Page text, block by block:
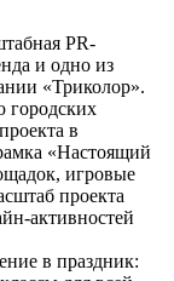
PR-
и одно из
«Триколор».
городских
в
«Настоящий
игровые
проекта
активностей
в праздник: